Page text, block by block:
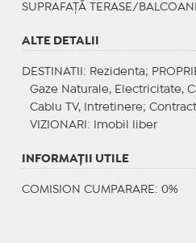
SUPRAFAȚĂ TERASE/
ALTE DETALII
DESTINATII : Rezidenta;
Gaze Naturale, Electricitate,
Cablu TV, Intretinere;
VIZIONARI : Imobil liber
INFORMAŢII UTILE
COMISION CUMPARARE: 0%